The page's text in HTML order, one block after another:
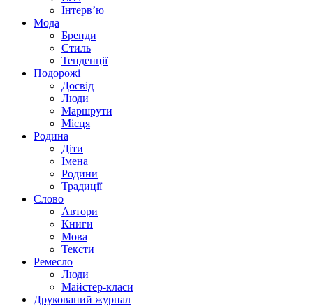
Інтерв’ю
Мода
Бренди
Стиль
Тенденції
Подорожі
Досвід
Люди
Маршрути
Місця
Родина
Діти
Імена
Родини
Традиції
Слово
Автори
Книги
Мова
Тексти
Ремесло
Люди
Майстер-класи
Друкований журнал